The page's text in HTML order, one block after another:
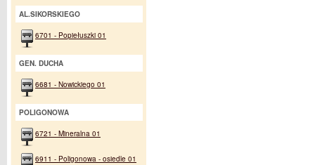
AL.SIKORSKIEGO
6701 - Popiełuszki 01
GEN. DUCHA
6681 - Nowickiego 01
POLIGONOWA
6721 - Mineralna 01
6911 - Poligonowa - osiedle 01